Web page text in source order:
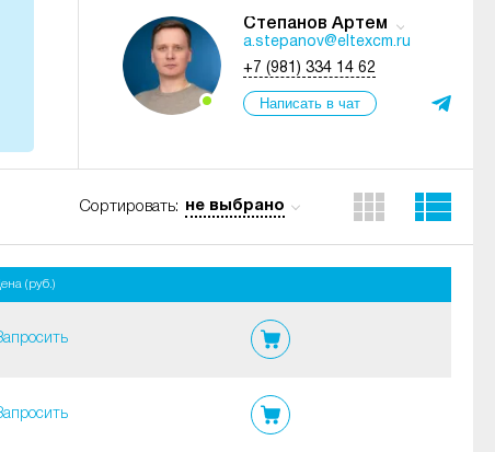
Степанов Артем
a.stepanov@eltexcm.ru
+7 (981) 334 14 62
Написать в чат
Сортировать: не выбрано
(руб.)